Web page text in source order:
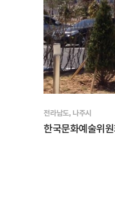
전라남도, 나주시
한국문화예술위